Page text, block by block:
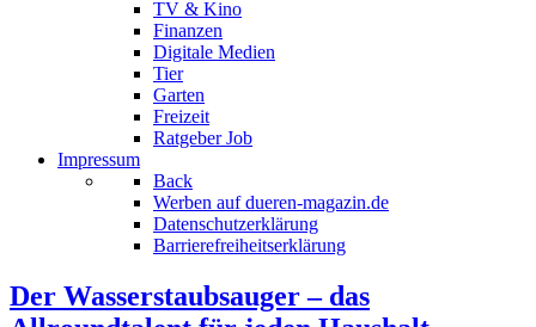
TV & Kino
Finanzen
Digitale Medien
Tier
Garten
Freizeit
Ratgeber Job
Impressum
Back
Werben auf dueren-magazin.de
Datenschutzerklärung
Barrierefreiheitserklärung
Der Wasserstaubsauger – das